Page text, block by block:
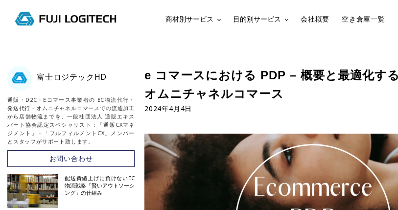
に
ス
キ
す
る
商材別サービス 目的別サービス 会社概要 空き倉庫一覧
富士ロジテックHD
通販・D2C・Eコマース事業者の EC物流代行・
発送代行・オムニチャネルコマースでの流通加工
から店舗物流までを、一般社団法人 通販エキス
パート協会認定スペシャリスト：「通販CXマネ
ジメント」・「フルフィルメントCX」メンバー
とスタッフがサポート致します。
お問い合わせ
配送費値上げに負けないEC
物流戦略「賢いアウトソーシ
ング」の仕組み
e コマースにおける PDP – 概要と最適化す
オムニチャネルコマース
2024年4月4日